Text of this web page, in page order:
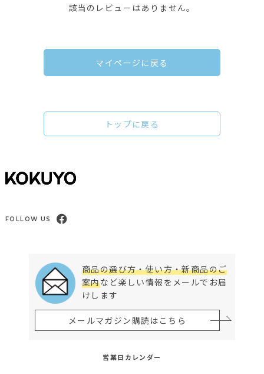
該当のレビューはありません。
マイページに戻る
トップに戻る
FOLLOW US
商品の選び方・使い方・新商品のご
案内など楽しい情報をメールでお届
けします
メールマガジン購読はこちら
営業日カレンダー